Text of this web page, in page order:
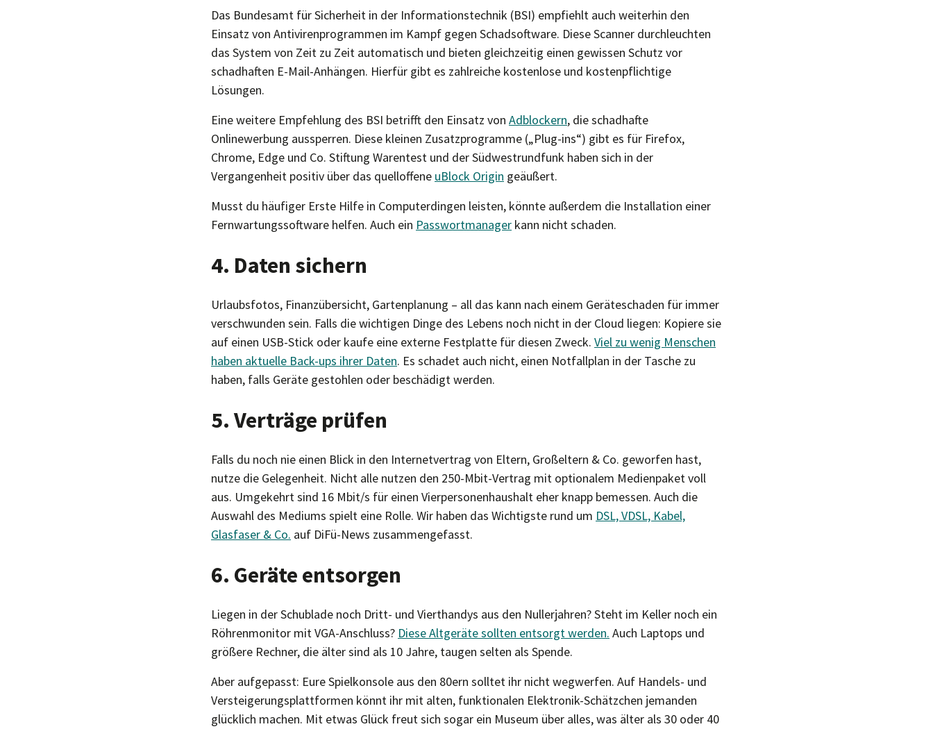
Das Bundesamt für Sicherheit in der Informationstechnik (BSI) empfiehlt auch weiterhin den
Einsatz von Antivirenprogrammen im Kampf gegen Schadsoftware. Diese Scanner durchleuchten
das System von Zeit zu Zeit automatisch und bieten gleichzeitig einen gewissen Schutz vor
schadhaften E-Mail-Anhängen. Hierfür gibt es zahlreiche kostenlose und kostenpflichtige
Lösungen.
Eine weitere Empfehlung des BSI betrifft den Einsatz von Adblockern, die schadhafte
Onlinewerbung aussperren. Diese kleinen Zusatzprogramme („Plug-ins“) gibt es für Firefox,
Chrome, Edge und Co. Stiftung Warentest und der Südwestrundfunk haben sich in der
Vergangenheit positiv über das quelloffene uBlock Origin geäußert.
Musst du häufiger Erste Hilfe in Computerdingen leisten, könnte außerdem die Installation einer
Fernwartungssoftware helfen. Auch ein Passwortmanager kann nicht schaden.
4. Daten sichern
Urlaubsfotos, Finanzübersicht, Gartenplanung – all das kann nach einem Geräteschaden für immer
verschwunden sein. Falls die wichtigen Dinge des Lebens noch nicht in der Cloud liegen: Kopiere sie
auf einen USB-Stick oder kaufe eine externe Festplatte für diesen Zweck. Viel zu wenig Menschen
haben aktuelle Back-ups ihrer Daten. Es schadet auch nicht, einen Notfallplan in der Tasche zu
haben, falls Geräte gestohlen oder beschädigt werden.
5. Verträge prüfen
Falls du noch nie einen Blick in den Internetvertrag von Eltern, Großeltern & Co. geworfen hast,
nutze die Gelegenheit. Nicht alle nutzen den 250-Mbit-Vertrag mit optionalem Medienpaket voll
aus. Umgekehrt sind 16 Mbit/s für einen Vierpersonenhaushalt eher knapp bemessen. Auch die
Auswahl des Mediums spielt eine Rolle. Wir haben das Wichtigste rund um DSL, VDSL, Kabel,
Glasfaser & Co. auf DiFü-News zusammengefasst.
6. Geräte entsorgen
Liegen in der Schublade noch Dritt- und Vierthandys aus den Nullerjahren? Steht im Keller noch ein
Röhrenmonitor mit VGA-Anschluss? Diese Altgeräte sollten entsorgt werden. Auch Laptops und
größere Rechner, die älter sind als 10 Jahre, taugen selten als Spende.
Aber aufgepasst: Eure Spielkonsole aus den 80ern solltet ihr nicht wegwerfen. Auf Handels- und
Versteigerungsplattformen könnt ihr mit alten, funktionalen Elektronik-Schätzchen jemanden
glücklich machen. Mit etwas Glück freut sich sogar ein Museum über alles, was älter als 30 oder 40